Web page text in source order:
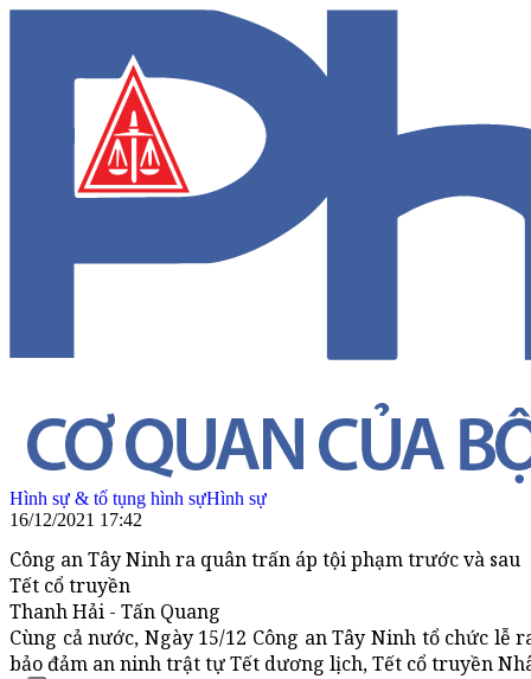
Hình sự & tố tụng hình sựHình sự
16/12/2021 17:42
Công an Tây Ninh ra quân trấn áp tội phạm trước và sau
Tết cổ truyền
Thanh Hải - Tấn Quang
Cùng cả nước, Ngày 15/12 Công an Tây Ninh tổ chức lễ
bảo đảm an ninh trật tự Tết dương lịch, Tết cổ truyền